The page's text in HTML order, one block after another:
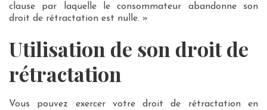
clause par laquelle le consommateur abandonne son
droit de rétractation est nulle. »
Utilisation de son droit de
rétractation
Vous pouvez exercer votre droit de rétractation en